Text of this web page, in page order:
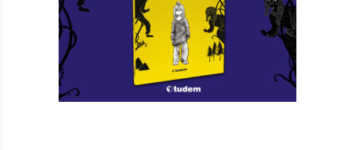
böceği Luna rehberlik ediyor ve evde, banyoda,
arkadaşlarla, mutfakta ve doğada yapılabilecek
görevleri sıralıyor; bir yandan da hem konuyla ilgili
kavramları açıklıyor hem de dünyadaki ve ülkemizdeki
kirlilik hakkında bilgi veriyor. Gezegenimizi korumak ve